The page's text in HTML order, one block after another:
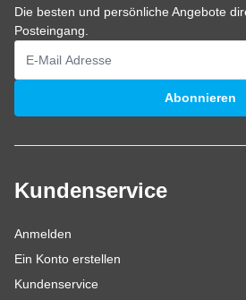
Die besten und persönliche Angebote
Posteingang.
E-Mailadresse
Abonnieren
Kundenservice
Anmelden
Ein Konto erstellen
Kundenservice